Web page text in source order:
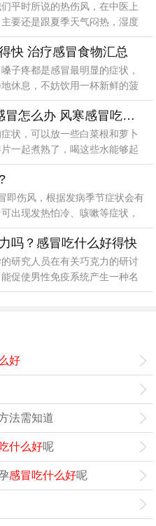
平时所说的热伤风，在中医上
要还是跟夏季天气闷热，湿度
快 治疗感冒食物汇总
子疼都是感冒最明显的症状，
休息，不妨饮用一杯新鲜的菠
2岁宝宝风寒感冒怎么办 风寒感冒吃什么好
状，可以放一些白菜根和萝卜
一起煮熟了，喝这些水能够起
即伤风，根据发病季节症状会有
出现发热怕冷、咳嗽等症状，
吗？感冒吃什么好得快
研究人员在有关巧克力的研讨
促使男性免疫系统产生一种名
好
法需知道
什么好呢
感冒吃什么好呢